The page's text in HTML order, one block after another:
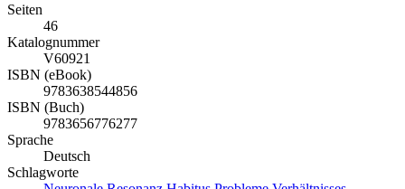
Seiten
46
Katalognummer
V60921
ISBN (eBook)
9783638544856
ISBN (Buch)
9783656776277
Sprache
Deutsch
Schlagworte